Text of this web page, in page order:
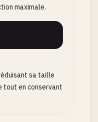
maximale.
sa taille
tout en conservant